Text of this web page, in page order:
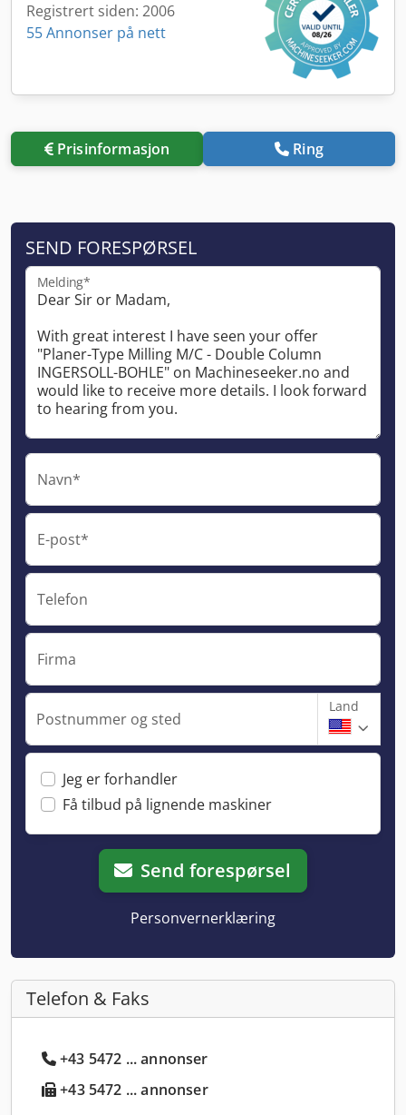
Registrert siden: 2006
55 Annonser på nett
Prisinformasjon Ring
SEND FORESPØRSEL
Melding*
Navn*
E-post*
Telefon
Firma
Postnummer og sted
Land
Jeg er forhandler
Få tilbud på lignende maskiner
Send forespørsel
Personvernerklæring
Telefon & Faks
+43 5472 ... annonser
+43 5472 ... annonser